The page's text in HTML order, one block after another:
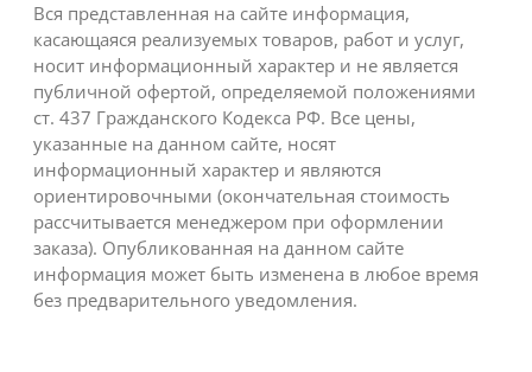
Вся представленная на сайте информация,
касающаяся реализуемых товаров, работ и услуг,
носит информационный характер и не является
публичной офертой, определяемой положениями
ст. 437 Гражданского Кодекса РФ. Все цены,
указанные на данном сайте, носят
информационный характер и являются
ориентировочными (окончательная стоимость
рассчитывается менеджером при оформлении
заказа). Опубликованная на данном сайте
информация может быть изменена в любое время
без предварительного уведомления.